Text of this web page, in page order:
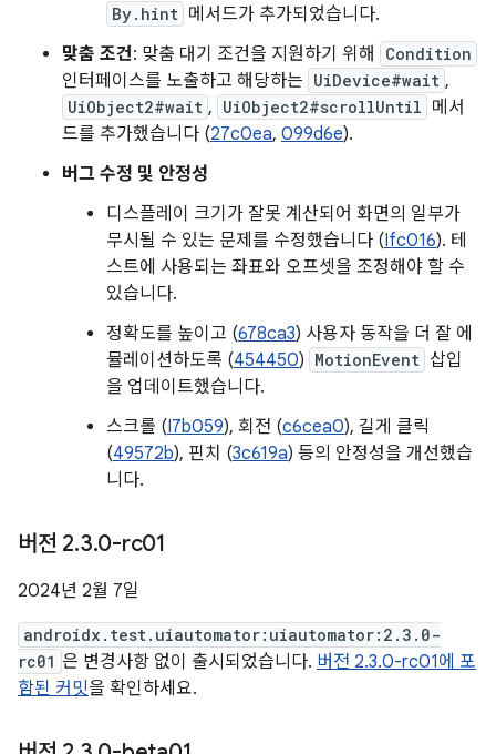
By.hint 메서드가 추가되었습니다.
맞춤 조건: 맞춤 대기 조건을 지원하기 위해 Condition
인터페이스를 노출하고 해당하는 UiDevice#wait ,
UiObject2#wait , UiObject2#scrollUntil 메서
드를 추가했습니다 (27c0ea, 099d6e).
버그 수정 및 안정성
디스플레이 크기가 잘못 계산되어 화면의 일부가
무시될 수 있는 문제를 수정했습니다 (Ifc016). 테
스트에 사용되는 좌표와 오프셋을 조정해야 할 수
있습니다.
정확도를 높이고 (678ca3) 사용자 동작을 더 잘 에
뮬레이션하도록 (454450) MotionEvent 삽입
을 업데이트했습니다.
스크롤 (I7b059), 회전 (c6cea0), 길게 클릭
(49572b), 핀치 (3c619a) 등의 안정성을 개선했습
니다.
버전 2.3.0-rc01
2024년 2월 7일
androidx.test.uiautomator:uiautomator:2.3.0-
rc01 은 변경사항 없이 출시되었습니다. 버전 2.3.0-rc01에 포
함된 커밋을 확인하세요.